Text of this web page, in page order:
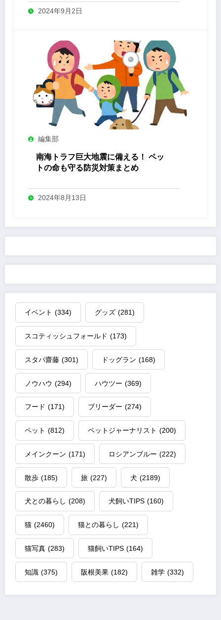
2024年9月2日
編集部
南海トラフ巨大地震に備える！ ペッ
トの命も守る防災対策まとめ
2024年8月13日
イベント (334) グッズ (281)
スコティッシュフォールド (173)
スタパ齋藤 (301) ドッグラン (168)
ノウハウ (294) ハウツー (369)
フード (171) ブリーダー (274)
ペット (812) ペットジャーナリスト (200)
メインクーン (171) ロシアンブルー (222)
散歩 (185) 旅 (227) 犬 (2189)
犬との暮らし (208) 犬飼いTIPS (160)
猫 (2460) 猫との暮らし (221)
猫写真 (283) 猫飼いTIPS (164)
知識 (375) 阪根美果 (182) 雑学 (332)